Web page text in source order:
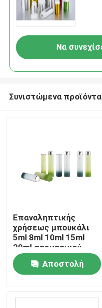
Αρχική Σελίδα
Προϊόντα
Να
Συνιστώμενα προϊόντα
Επαναληπτικής
χρήσεως μπουκάλι
5ml 8ml 10ml 15ml
20ml στοματικού
αρώματος αργιλίου
Αποστολή